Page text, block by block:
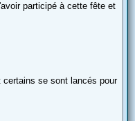
participé à cette fête et
se sont lancés pour